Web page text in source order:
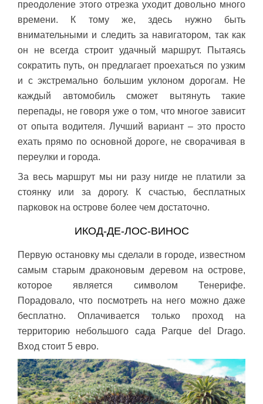
преодоление этого отрезка уходит довольно много
времени. К тому же, здесь нужно быть
внимательными и следить за навигатором, так как
он не всегда строит удачный маршрут. Пытаясь
сократить путь, он предлагает проехаться по узким
и с экстремально большим уклоном дорогам. Не
каждый автомобиль сможет вытянуть такие
перепады, не говоря уже о том, что многое зависит
от опыта водителя. Лучший вариант – это просто
ехать прямо по основной дороге, не сворачивая в
переулки и города.
За весь маршрут мы ни разу нигде не платили за
стоянку или за дорогу. К счастью, бесплатных
парковок на острове более чем достаточно.
ИКОД-ДЕ-ЛОС-ВИНОС
Первую остановку мы сделали в городе, известном
самым старым драконовым деревом на острове,
которое является символом Тенерифе.
Порадовало, что посмотреть на него можно даже
бесплатно. Оплачивается только проход на
территорию небольшого сада Parque del Drago.
Вход стоит 5 евро.